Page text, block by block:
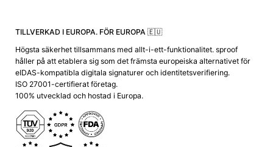
TILLVERKAD I EUROPA. FÖR EUROPA 🇪🇺
Högsta säkerhet tillsammans med allt-i-ett-funktionalitet. sproof
håller på att etablera sig som det främsta europeiska alternativet för
eIDAS-kompatibla digitala signaturer och identitetsverifiering.
ISO 27001-certifierat företag.
100% utvecklad och hostad i Europa.